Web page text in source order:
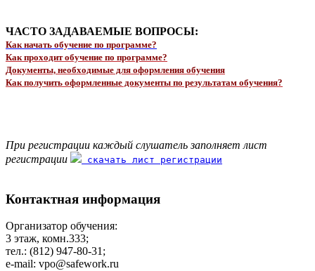
ЧАСТО ЗАДАВАЕМЫЕ ВОПРОСЫ:
Как начать обучение по программе?
Как проходит обучение по программе?
Документы, необходимые для оформления обучения
Как получить оформленные документы по результатам обучения?
При регистрации каждый слушатель заполняет лист
регистрации
скачать лист регистрации
Контактная информация
Организатор обучения:
3 этаж, комн.333;
тел.: (812) 947-80-31;
e-mail: vpo@safework.ru